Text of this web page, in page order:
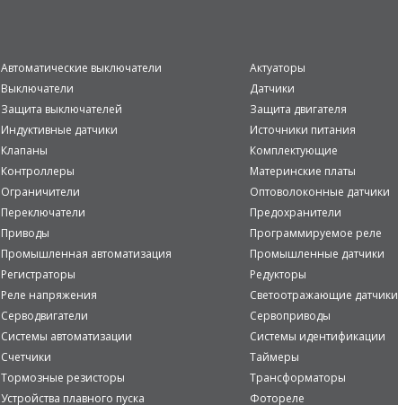
Автоматические выключатели Актуаторы
Выключатели Датчики
Защита выключателей Защита двигателя
Индуктивные датчики Источники питания
Клапаны Комплектующие
Контроллеры Материнские платы
Ограничители Оптоволоконные датчики
Переключатели Предохранители
Приводы Программируемое реле
Промышленная автоматизация Промышленные датчики
Регистраторы Редукторы
Реле напряжения Светоотражающие датчики
Серводвигатели Сервоприводы
Системы автоматизации Системы идентификации
Счетчики Таймеры
Тормозные резисторы Трансформаторы
Устройства плавного пуска Фотореле